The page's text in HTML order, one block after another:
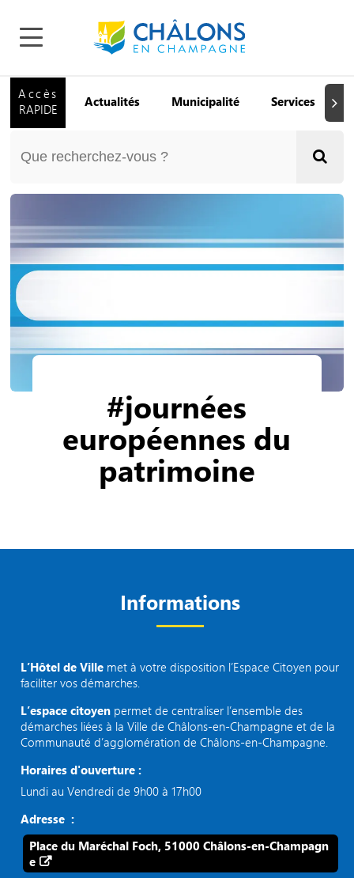
Accès
RAPIDE
Actualités Municipalité Services
#journées
européennes du
patrimoine
Informations
L’Hôtel de Ville met à votre disposition l’Espace Citoyen pour
faciliter vos démarches.
L’espace citoyen permet de centraliser l’ensemble des
démarches liées à la Ville de Châlons-en-Champagne et de la
Communauté d’agglomération de Châlons-en-Champagne.
Horaires d'ouverture :
Lundi au Vendredi de 9h00 à 17h00
Adresse :
Place du Maréchal Foch, 51000 Châlons-en-Champagn
e